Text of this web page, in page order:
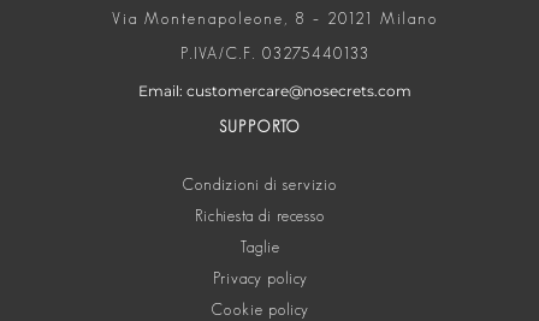
Via Montenapoleone, 8 – 20121 Milano
P.IVA/C.F. 03275440133
Email: customercare@nosecrets.com
SUPPORTO
Condizioni di servizio
Richiesta di recesso
Taglie
Privacy policy
Cookie policy